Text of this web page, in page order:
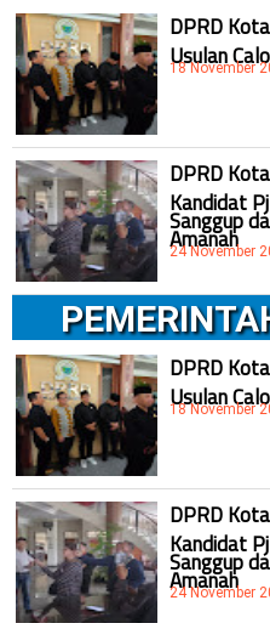
DPRD
Usulan
18 November
DPRD
Kandidat
Sanggup
Amanah
24 November
DPRD
Usulan
18 November
DPRD
Kandidat
Sanggup
Amanah
24 November